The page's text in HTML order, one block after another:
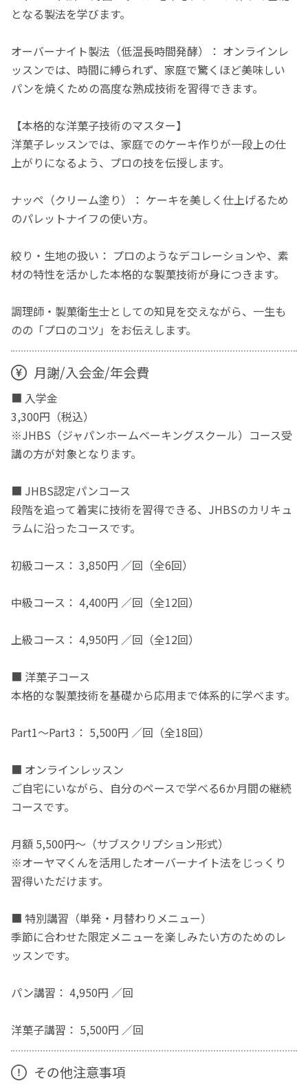
となる製法を学びます。
オーバーナイト製法（低温長時間発酵）： オンラインレ
ッスンでは、時間に縛られず、家庭で驚くほど美味しい
パンを焼くための高度な熟成技術を習得できます。
【本格的な洋菓子技術のマスター】
洋菓子レッスンでは、家庭でのケーキ作りが一段上の仕
上がりになるよう、プロの技を伝授します。
ナッペ（クリーム塗り）： ケーキを美しく仕上げるため
のパレットナイフの使い方。
絞り・生地の扱い： プロのようなデコレーションや、素
材の特性を活かした本格的な製菓技術が身につきます。
調理師・製菓衛生士としての知見を交えながら、一生も
のの「プロのコツ」をお伝えします。
月謝/入会金/年会費
■ 入学金
3,300円（税込）
※JHBS（ジャパンホームベーキングスクール）コース受
講の方が対象となります。
■ JHBS認定パンコース
段階を追って着実に技術を習得できる、JHBSのカリキュ
ラムに沿ったコースです。
初級コース： 3,850円 ／回（全6回）
中級コース： 4,400円 ／回（全12回）
上級コース： 4,950円 ／回（全12回）
■ 洋菓子コース
本格的な製菓技術を基礎から応用まで体系的に学べます。
Part1〜Part3： 5,500円 ／回（全18回）
■ オンラインレッスン
ご自宅にいながら、自分のペースで学べる6か月間の継続
コースです。
月額 5,500円〜（サブスクリプション形式）
※オーヤマくんを活用したオーバーナイト法をじっくり
習得いただけます。
■ 特別講習（単発・月替わりメニュー）
季節に合わせた限定メニューを楽しみたい方のためのレ
ッスンです。
パン講習： 4,950円 ／回
洋菓子講習： 5,500円 ／回
その他注意事項